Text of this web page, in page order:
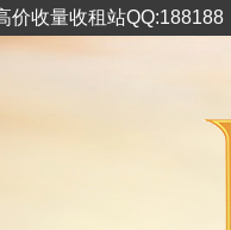
价收量收租站